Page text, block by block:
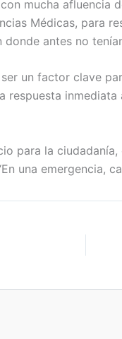
mucha
Médicas, para
antes no
un factor clave
para la
una emergencia,